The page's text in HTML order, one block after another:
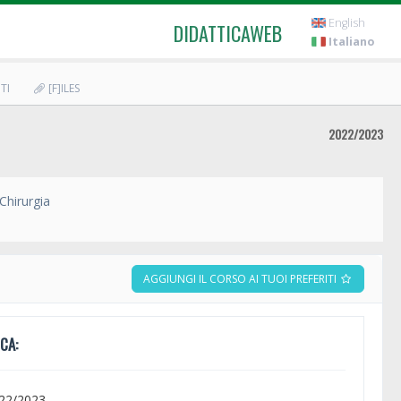
DIDATTICAWEB
English
Italiano
[F]ILES
2022/2023
AGGIUNGI IL CORSO AI TUOI PREFERITI